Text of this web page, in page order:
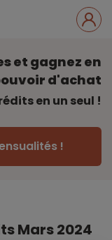
et gagnez en
d'achat
en un seul !
!
Mars 2024